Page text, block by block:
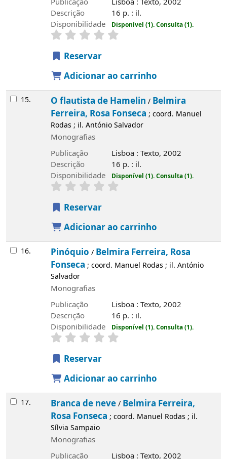
Descrição
16 p. : il.
Disponibilidade
Disponível (1).Consulta (1).
Reservar
Adicionar ao carrinho
15. O flautista de Hamelin / Belmira
Ferreira, Rosa Fonseca ; coord. Manuel
Rodas ; il. António Salvador
Monografias
Publicação
Lisboa : Texto, 2002
Descrição
16 p. : il.
Disponibilidade
Disponível (1).Consulta (1).
Reservar
Adicionar ao carrinho
16. Pinóquio / Belmira Ferreira, Rosa
Fonseca ; coord. Manuel Rodas ; il. António
Salvador
Monografias
Publicação
Lisboa : Texto, 2002
Descrição
16 p. : il.
Disponibilidade
Disponível (1).Consulta (1).
Reservar
Adicionar ao carrinho
17. Branca de neve/ Belmira Ferreira,
Rosa Fonseca ; coord. Manuel Rodas ; il.
Sílvia Sampaio
Monografias
Publicação
Lisboa : Texto, 2002